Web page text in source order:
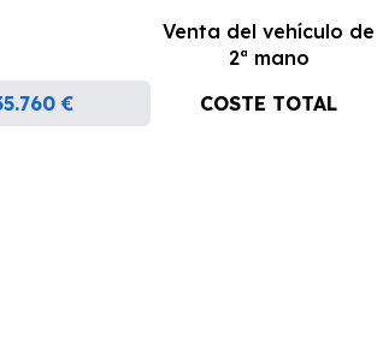
Venta del vehículo de
2ª mano
€ COSTE TOTAL